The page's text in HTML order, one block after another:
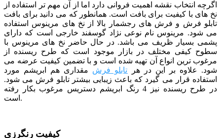
اگرچه انتخاب نقشه اهمیت فروانی دارد اما از آن مهم تر استفاده از
نخ های با کیفیت برای بافت است. همانطور که می دانید برای بافت
تابلو فرش و فرش های رجشمار بالا از نخ های مرینوس استفاده
می شود. مرینوس نام نوعی نژاد گوسفند خارجی است که دارای
پشمی بسیار ظریف می باشد. در حال حاضر نخ های مرینوس با
سطوح کیفی مختلف در بازار موجود است که طرح ریسنده از
مرغوب ترین انواع آن تهیه شده است و با تضمین کیفیت عرضه می
شود. علاوه بر این در هر تابلو فرش مقداری هم ابریشم مورد
استفاده قرار می گیرد که باعث زیبایی بیشتر تابلو فرش می شود.
در طرح ریسنده نیز 4 رنگ ابریشم دستریس مرغوب بکار رفته
است.
کیفیت رنگرزی